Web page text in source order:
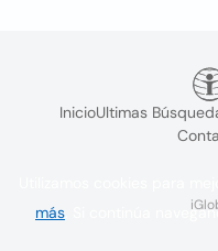
InicioUltimas
más . Si continúa